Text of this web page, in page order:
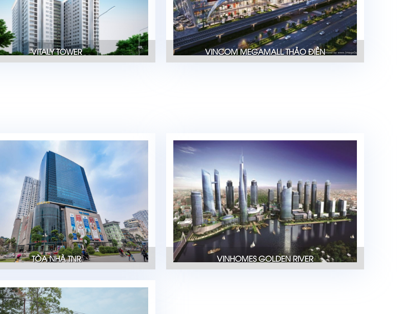
VITALY TOWER VINCOM MEGAMALL THẢO ĐIỀN
TÒA NHÀ TNR VINHOMES GOLDEN RIVER